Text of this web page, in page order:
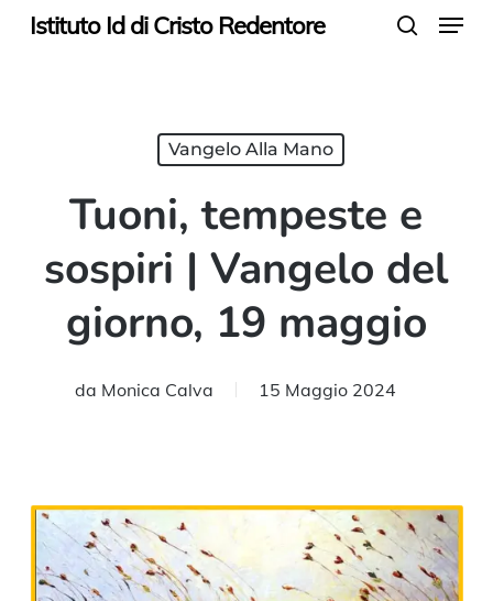
SkipIstituto Id di Cristo Redentore Menu
Vangelo Alla Mano
Tuoni, tempeste e
sospiri | Vangelo del
giorno, 19 maggio
da Monica Calva 15 Maggio 2024